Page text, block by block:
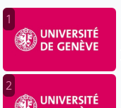
1
2